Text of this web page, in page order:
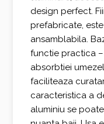
design perfect.
prefabricate,
ansamblabila.
functie practica
absorbtiei
faciliteaza
caracteristica a
aluminiu se